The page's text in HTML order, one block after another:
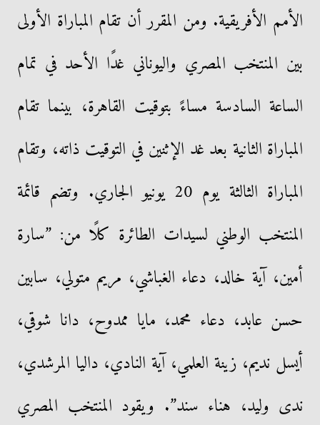
الأمم الأفريقية. ومن المقرر أن تقام المباراة الأولى
بين المنتخب المصري واليوناني غدًا الأحد في تمام
الساعة السادسة مساءً بتوقيت القاهرة، بينما تقام
المباراة الثانية بعد غد الإثنين في التوقيت ذاته، وتقام
المباراة الثالثة يوم 20 يونيو الجاري. وتضم قائمة
المنتخب الوطني لسيدات الطائرة كلًا من: ”سارة
أمين، آية خالد، دعاء الغباشي، مريم متولي، سابين
حسن عابد، دعاء محمد، مايا ممدوح، دانا شوقي،
أيسل نديم، زينة العلمي، آية النادي، داليا المرشدي،
ندى وليد، هناء سند”. ويقود المنتخب المصري